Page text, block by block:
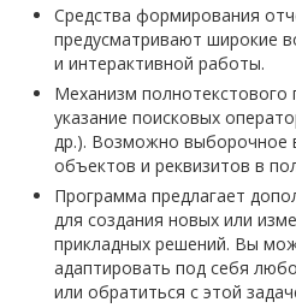
Средства формирования
предусматривают широкие
и интерактивной работы.
Механизм полнотекстового
указание поисковых
др.). Возможно выборочное
объектов и реквизитов в
Программа предлагает
для создания новых или
прикладных решений. Вы
адаптировать под себя
или обратиться с этой